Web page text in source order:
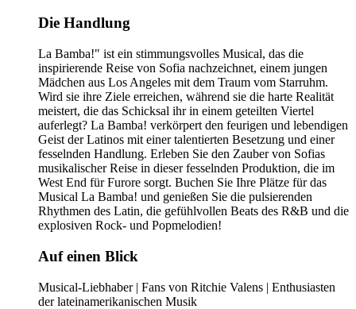
Die Handlung
La Bamba!" ist ein stimmungsvolles Musical, das die
inspirierende Reise von Sofia nachzeichnet, einem jungen
Mädchen aus Los Angeles mit dem Traum vom Starruhm.
Wird sie ihre Ziele erreichen, während sie die harte Realität
meistert, die das Schicksal ihr in einem geteilten Viertel
auferlegt? La Bamba! verkörpert den feurigen und lebendigen
Geist der Latinos mit einer talentierten Besetzung und einer
fesselnden Handlung. Erleben Sie den Zauber von Sofias
musikalischer Reise in dieser fesselnden Produktion, die im
West End für Furore sorgt. Buchen Sie Ihre Plätze für das
Musical La Bamba! und genießen Sie die pulsierenden
Rhythmen des Latin, die gefühlvollen Beats des R&B und die
explosiven Rock- und Popmelodien!
Auf einen Blick
Musical-Liebhaber | Fans von Ritchie Valens | Enthusiasten
der lateinamerikanischen Musik